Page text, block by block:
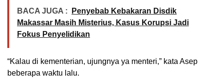
BACA JUGA :
Penyebab Kebakaran Disdik
Makassar Masih Misterius, Kasus Korupsi Jadi
Fokus Penyelidikan
“Kalau di kementerian, ujungnya ya menteri,” kata Asep
beberapa waktu lalu.